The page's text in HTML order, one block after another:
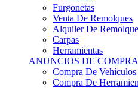
Furgonetas
Venta De Remolques
Alquiler De
Carpas
Herramientas
ANUNCIOS DE COMPRA
Compra De Vehículos
Compra De